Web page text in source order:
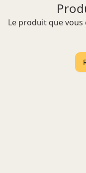
Le produit que vous